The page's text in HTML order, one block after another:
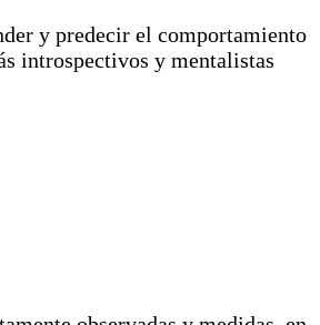
y predecir el comportamiento
introspectivos y mentalistas